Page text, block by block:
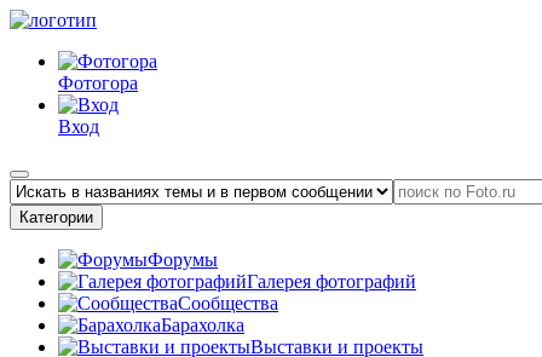
Фотогора
Вход
Категории
Форумы
Галерея фотографий
Сообщества
Барахолка
Выставки и проекты